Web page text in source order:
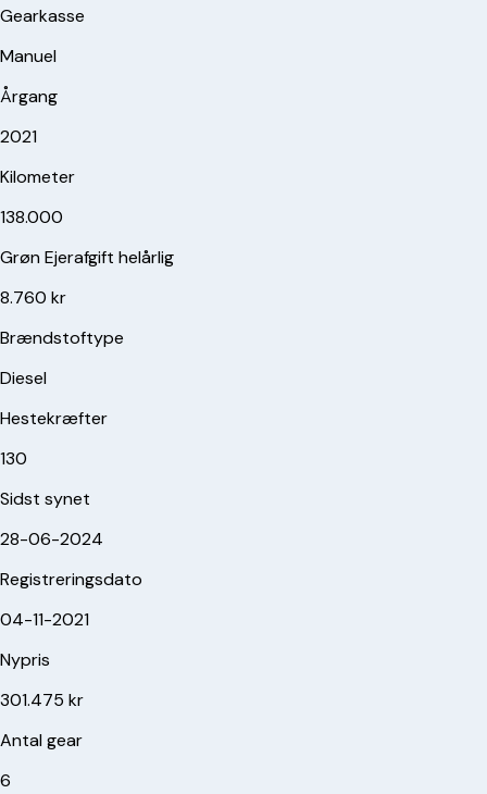
Gearkasse
Manuel
Årgang
2021
Kilometer
138.000
Grøn Ejerafgift helårlig
8.760 kr
Brændstoftype
Diesel
Hestekræfter
130
Sidst synet
28-06-2024
Registreringsdato
04-11-2021
Nypris
301.475 kr
Antal gear
6